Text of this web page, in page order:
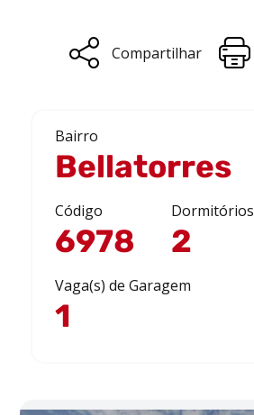
Compartilhar
Bairro
Bellatorres
Código
6978
Dormitórios
2
Vaga(s) de Garagem
1